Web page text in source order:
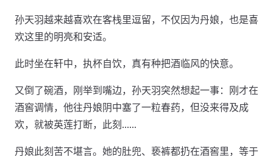
孙天羽越来越喜欢在客栈里逗留，不仅因为丹娘，也是喜
欢这里的明亮和安适。
此时坐在轩中，执杯自饮，真有种把酒临风的快意。
又倒了碗酒，刚举到嘴边，孙天羽突然想起一事：刚才在
酒窖调情，他往丹娘阴中塞了一粒春药，但没来得及成
欢，就被英莲打断，此刻……
丹娘此刻苦不堪言。她的肚兜、亵裤都扔在酒窖里，等于